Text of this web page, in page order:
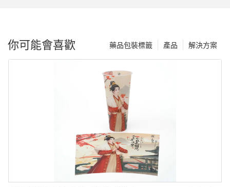
你可能會喜歡 解決方案
產品
藥品包裝標籤